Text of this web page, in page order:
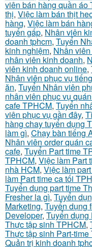
viên bán hàng quần áo
thị, Việc làm bán thịt
hàng, Việc làm bán
tuyển gấp, Nhân viên
doanh tphcm, Tuyển
kinh nghiệm, Nhân
nhân viên kinh doanh,
viên kinh doanh online,
Nhân viên phục vụ
ăn, Tuyển Nhân viên
nhân viên phục vụ
cafe TPHCM, Tuyển
viên phục vụ gần đây,
hàng chay tuyển dụng
làm gì, Chạy bàn tiếng
Nhân viên order quán
cafe, Tuyển Part time
TPHCM, Việc làm Part
nhà HCM, Việc làm
làm Part time ca tối
Tuyển dụng part time
Fresher la gì, Tuyển
Marketing, Tuyển dụng
Developer, Tuyển dụng
Thực tập sinh TPHCM,
Thực tập sinh Part-time
Quản trị kinh doanh